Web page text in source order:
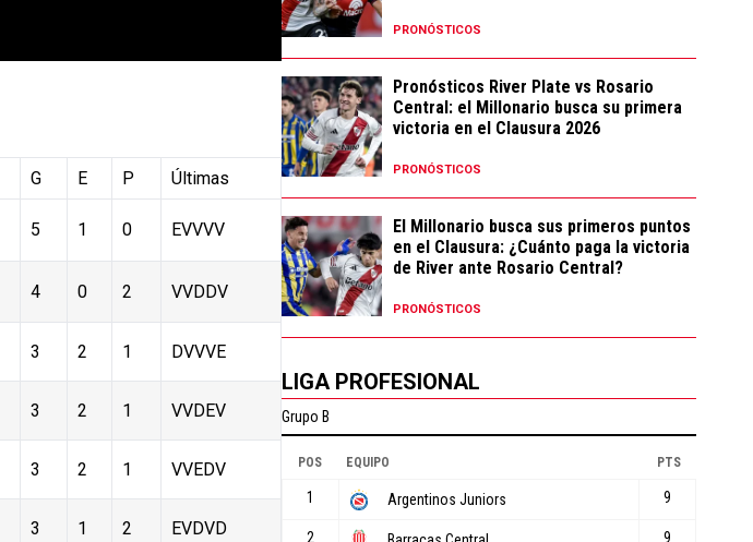
G E P Últimas
5 1 0 EVVVV
4 0 2 VVDDV
3 2 1 DVVVE
3 2 1 VVDEV
3 2 1 VVEDV
3 1 2 EVDVD
PRONÓSTICOS
Pronósticos River Plate vs Rosario
Central: el Millonario busca su primera
victoria en el Clausura 2026
PRONÓSTICOS
El Millonario busca sus primeros puntos
en el Clausura: ¿Cuánto paga la victoria
de River ante Rosario Central?
PRONÓSTICOS
LIGA PROFESIONAL